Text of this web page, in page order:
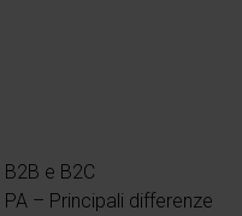
e B2C
– Principali differenze